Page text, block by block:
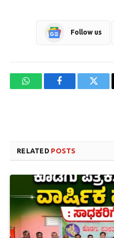
Follow us
WhatsAppFacebook
RELATED POSTS